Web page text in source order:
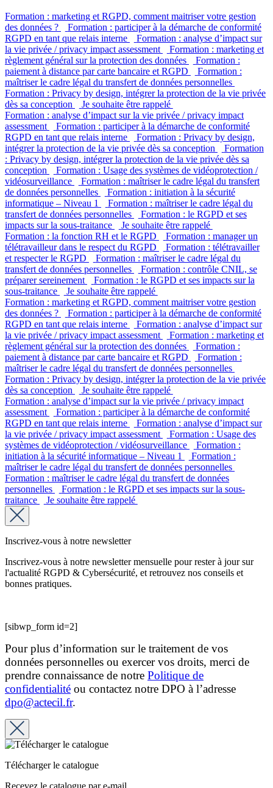
Formation : marketing et RGPD, comment maitriser votre gestion
des données ?
Formation : participer à la démarche de conformité
RGPD en tant que relais interne
Formation : analyse d’impact sur
la vie privée / privacy impact assessment
Formation : marketing et
règlement général sur la protection des données
Formation :
paiement à distance par carte bancaire et RGPD
Formation :
maîtriser le cadre légal du transfert de données personnelles
Formation : Privacy by design, intégrer la protection de la vie privée
dès sa conception
Je souhaite être rappelé
Formation : analyse d’impact sur la vie privée / privacy impact
assessment
Formation : participer à la démarche de conformité
RGPD en tant que relais interne
Formation : Privacy by design,
intégrer la protection de la vie privée dès sa conception
Formation
: Privacy by design, intégrer la protection de la vie privée dès sa
conception
Formation : Usage des systèmes de vidéoprotection /
vidéosurveillance
Formation : maîtriser le cadre légal du transfert
de données personnelles
Formation : initiation à la sécurité
informatique – Niveau 1
Formation : maîtriser le cadre légal du
transfert de données personnelles
Formation : le RGPD et ses
impacts sur la sous-traitance
Je souhaite être rappelé
Formation : la fonction RH et le RGPD
Formation : manager un
télétravailleur dans le respect du RGPD
Formation : télétravailler
et respecter le RGPD
Formation : maîtriser le cadre légal du
transfert de données personnelles
Formation : contrôle CNIL, se
préparer sereinement
Formation : le RGPD et ses impacts sur la
sous-traitance
Je souhaite être rappelé
Formation : marketing et RGPD, comment maitriser votre gestion
des données ?
Formation : participer à la démarche de conformité
RGPD en tant que relais interne
Formation : analyse d’impact sur
la vie privée / privacy impact assessment
Formation : marketing et
règlement général sur la protection des données
Formation :
paiement à distance par carte bancaire et RGPD
Formation :
maîtriser le cadre légal du transfert de données personnelles
Formation : Privacy by design, intégrer la protection de la vie privée
dès sa conception
Je souhaite être rappelé
Formation : analyse d’impact sur la vie privée / privacy impact
assessment
Formation : participer à la démarche de conformité
RGPD en tant que relais interne
Formation : analyse d’impact sur
la vie privée / privacy impact assessment
Formation : Usage des
systèmes de vidéoprotection / vidéosurveillance
Formation :
initiation à la sécurité informatique – Niveau 1
Formation :
maîtriser le cadre légal du transfert de données personnelles
Formation : maîtriser le cadre légal du transfert de données
personnelles
Formation : le RGPD et ses impacts sur la sous-
traitance
Je souhaite être rappelé
Inscrivez-vous à notre newsletter
Inscrivez-vous à notre newsletter mensuelle pour rester à jour sur
l'actualité RGPD & Cybersécurité, et retrouvez nos conseils et
bonnes pratiques.
[sibwp_form id=2]
Pour plus d’information sur le traitement de vos
données personnelles ou exercer vos droits, merci de
prendre connaissance de notre Politique de
confidentialité ou contactez notre DPO à l’adresse
dpo@actecil.fr.
Télécharger le catalogue
Recevez le catalogue par e-mail